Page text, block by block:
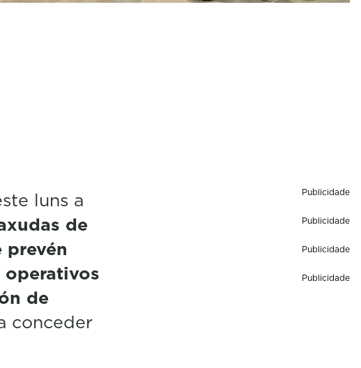
luns a
de
prevén
de
conceder
Publicidade
Publicidade
Publicidade
Publicidade